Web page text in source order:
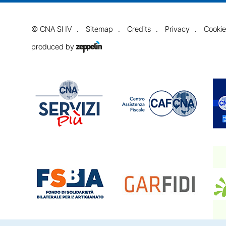
© CNA SHV Sitemap Credits Privacy
produced by